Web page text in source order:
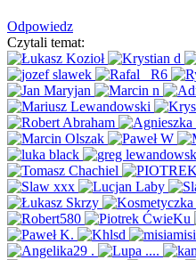
Odpowiedz
Czytali temat: